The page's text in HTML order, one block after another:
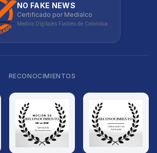
NO FAKE NEWS
Certificado por Medialco
Medios Digitales Fiables de Colombia
RECONOCIMIENTOS